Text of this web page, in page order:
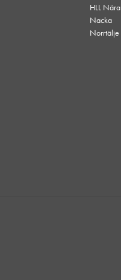
HLL Nära
Nacka
Norrtälje